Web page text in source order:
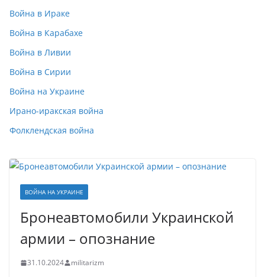
Война в Ираке
Война в Карабахе
Война в Ливии
Война в Сирии
Война на Украине
Ирано-иракская война
Фолклендская война
ВОЙНА НА УКРАИНЕ
Бронеавтомобили Украинской
армии – опознание
31.10.2024 militarizm